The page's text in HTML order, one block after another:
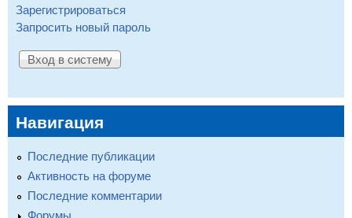
Зарегистрироваться
Запросить новый пароль
Навигация
Последние публикации
Активность на форуме
Последние комментарии
Форумы